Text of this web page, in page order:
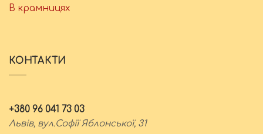
В крамницях
КОНТАКТИ
+380 96 041 73 03
Львів, вул.Софії Яблонської, 31